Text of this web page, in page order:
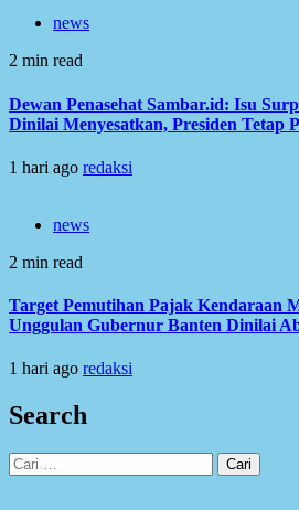
news
2 min read
Dewan Penasehat Sambar.id: Isu
Dinilai Menyesatkan, Presiden Tetap
1 hari ago redaksi
news
2 min read
Target Pemutihan Pajak Kendaraan
Unggulan Gubernur Banten Dinilai
1 hari ago redaksi
Search
Cari
untuk: